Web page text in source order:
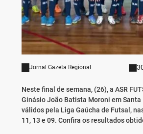
Jornal Gazeta Regional
Neste final de semana, (26), a ASR
Ginásio João Batista Moroni em Santa
válidos pela Liga Gaúcha de Futsal,
11, 13 e 09. Confira os resultados